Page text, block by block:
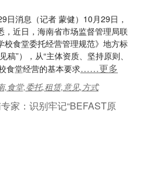
日消息（记者 蒙健）10月29日，
近日，海南省市场监督管理局联
校食堂委托经营管理规范》地方标
”），从“主体资质、坚持原则、
食堂经营的基本要求……更多
,食堂,委托,租赁,意见,方式